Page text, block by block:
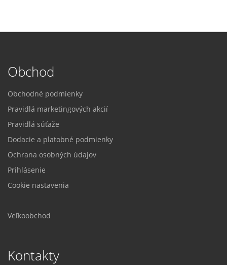
Obchod
Obchodné podmienky
Pravidlá marketingových akcií
Pravidlá súťaže
Dodacie a platobné podmienky
Ochrana osobných údajov
Prihlásenie
Cookie nastavenia
Veľkoobchod
Kontakty